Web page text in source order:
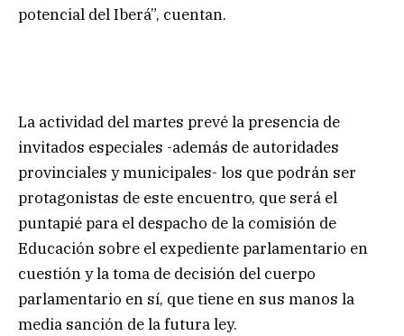
potencial del Iberá”, cuentan.
La actividad del martes prevé la presencia de
invitados especiales -además de autoridades
provinciales y municipales- los que podrán ser
protagonistas de este encuentro, que será el
puntapié para el despacho de la comisión de
Educación sobre el expediente parlamentario en
cuestión y la toma de decisión del cuerpo
parlamentario en sí, que tiene en sus manos la
media sanción de la futura ley.